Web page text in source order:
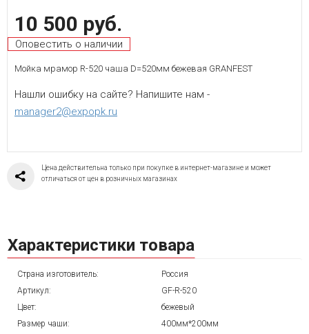
10 500 руб.
Оповестить о наличии
Мойка мрамор R-520 чаша D=520мм бежевая GRANFEST
Нашли ошибку на сайте? Напишите нам -
manager2@expopk.ru
Цена действительна только при покупке в интернет-магазине и может
отличаться от цен в розничных магазинах
Характеристики товара
Страна изготовитель:
Россия
Артикул:
GF-R-520
Цвет:
бежевый
Размер чаши:
400мм*200мм